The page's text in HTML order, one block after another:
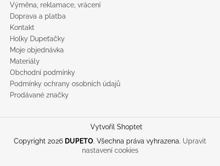
Výměna, reklamace, vrácení
Doprava a platba
Kontakt
Holky Dupeťačky
Moje objednávka
Materiály
Obchodní podmínky
Podmínky ochrany osobních údajů
Prodávané značky
Vytvořil Shoptet
Copyright 2026 DUPETO. Všechna práva vyhrazena. Upravit
nastavení cookies